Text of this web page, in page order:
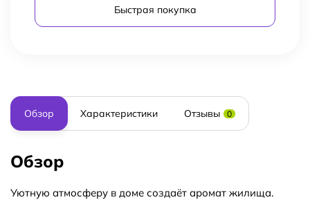
Быстрая покупка
Обзор Характеристики Отзывы 0
Обзор
Уютную атмосферу в доме создаёт аромат жилища.